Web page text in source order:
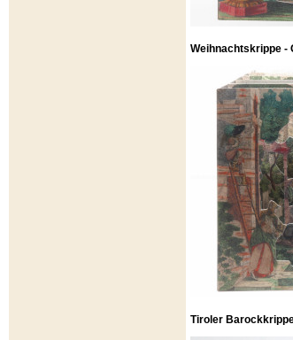
Weihnachtskrippe -
Tiroler